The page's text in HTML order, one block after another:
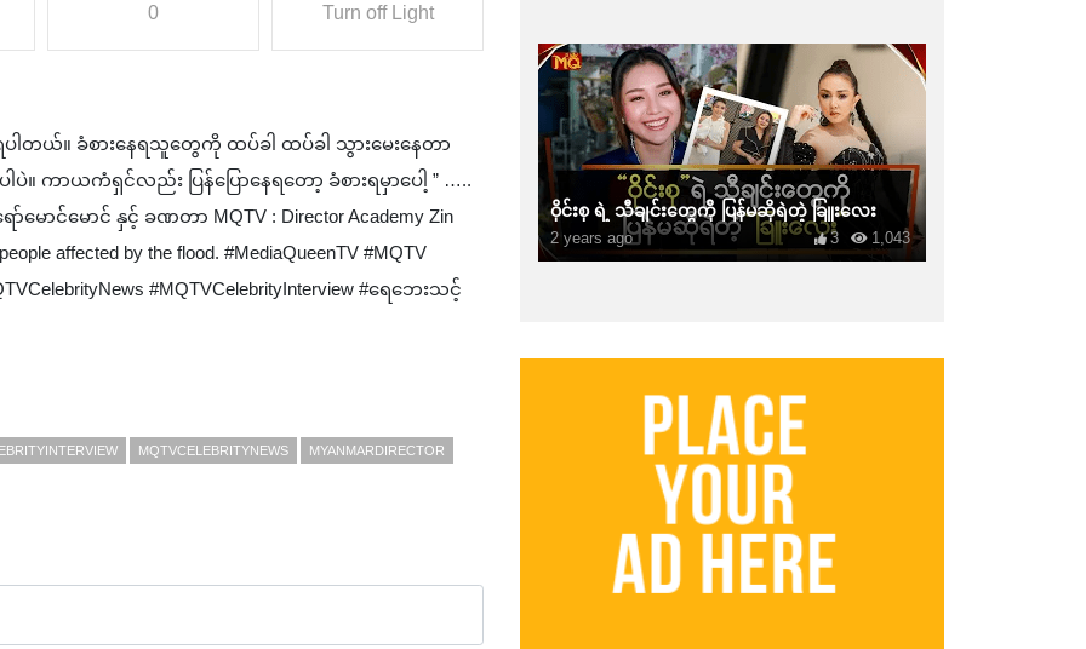
0 Turn off Light
တယ်။ ခံစားနေရသူတွေကို ထပ်ခါ ထပ်ခါ သွားမေးနေတာ
ကာယကံရှင်လည်း ပြန်ပြောနေရတော့ ခံစားရမှာပေါ့ ” …..
င်မောင် နှင့် ခဏတာ MQTV : Director Academy Zin
affected by the flood. #MediaQueenTV #MQTV
#MQTVCelebrityInterview #ရေဘေးသင့်
MQTVCELEBRITYNEWS MYANMARDIRECTOR
ဝိုင်းစု ရဲ့ သီချင်းတွေကို ပြန်မဆိုရဲတဲ့ ခြူးလေး
2 years ago 1,043
3